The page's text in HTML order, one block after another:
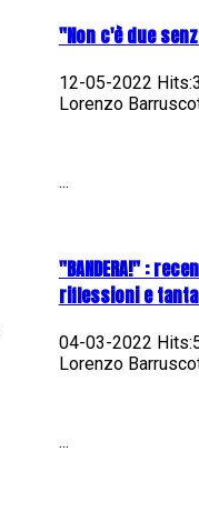
"Non c'è due
12-05-2022
Lorenzo
...
"BANDERA!" :
riflessioni e
04-03-2022
Lorenzo
...